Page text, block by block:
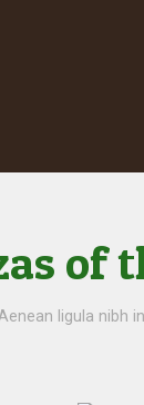
of
ligula nibh